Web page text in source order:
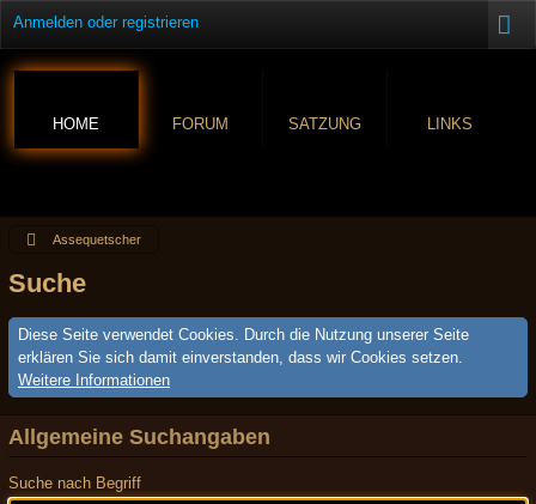
Anmelden oder registrieren
HOME FORUM SATZUNG LINKS
Assequetscher
Suche
Diese Seite verwendet Cookies. Durch die Nutzung unserer Seite
erklären Sie sich damit einverstanden, dass wir Cookies setzen.
Weitere Informationen
Allgemeine Suchangaben
Suche nach Begriff